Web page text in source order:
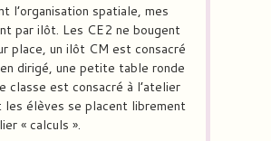
l’organisation spatiale, mes
par ilôt. Les CE2 ne bougent
place, un ilôt CM est consacré
dirigé, une petite table ronde
classe est consacré à l’atelier
les élèves se placent librement
« calculs ».